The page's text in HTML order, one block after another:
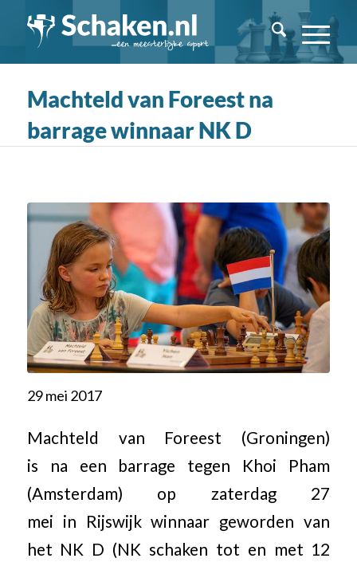
Machteld van Foreest na
barrage winnaar NK D
29 mei 2017
Machteld van Foreest (Groningen)
is na een barrage tegen Khoi Pham
(Amsterdam) op zaterdag 27
mei in Rijswijk winnaar geworden van
het NK D (NK schaken tot en met 12